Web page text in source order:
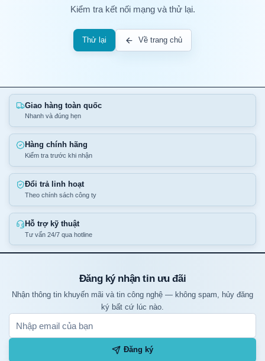
Kiểm tra kết nối mạng và thử lại.
Thử lại Về trang chủ
Giao hàng toàn quốc
Nhanh và đúng hẹn
Hàng chính hãng
Kiểm tra trước khi nhận
Đổi trả linh hoạt
Theo chính sách công ty
Hỗ trợ kỹ thuật
Tư vấn 24/7 qua hotline
Đăng ký nhận tin ưu đãi
Nhận thông tin khuyến mãi và tin công nghệ — không spam, hủy đăng
ký bất cứ lúc nào.
Đăng ký